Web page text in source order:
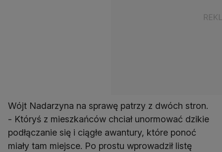
Wójt Nadarzyna na sprawę patrzy z dwóch stron.
- Któryś z mieszkańców chciał unormować dzikie
podłączanie się i ciągłe awantury, które ponoć
miały tam miejsce. Po prostu wprowadził listę